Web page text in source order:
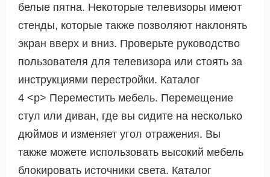
белые пятна. Некоторые телевизоры имеют
стенды, которые также позволяют наклонять
экран вверх и вниз. Проверьте руководство
пользователя для телевизора или стоять за
инструкциями перестройки. Каталог
4 <р> Переместить мебель. Перемещение
стул или диван, где вы сидите на несколько
дюймов и изменяет угол отражения. Вы
также можете использовать высокий мебель
блокировать источники света. Каталог